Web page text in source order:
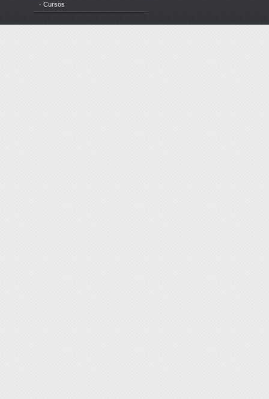
· Cursos